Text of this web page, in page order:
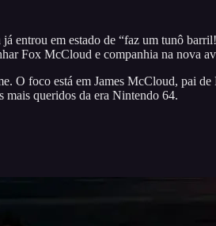
em estado de “faz um tunô
Fox McCloud e companhia na nova
O foco está em James McCloud, pai
mais queridos da era Nintendo 64.